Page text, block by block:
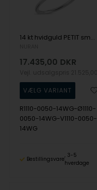
14 kt hvidguld PETIT smykkesæt med pink safir og diamant Wesselton SI
17.435,00 DKR
R1110-0050-14WG-Ø1110-
0050-14WG-V1110-0050-
14WG
Bestillingsvare
3-5
hverdage